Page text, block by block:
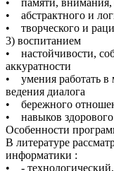
• абстрактного и
• творческого и
3) воспитанием
• настойчивости,
аккуратности
• умения работать в
ведения диалога
• бережного
• навыков
Особенности
В литературе
информатики :
• -